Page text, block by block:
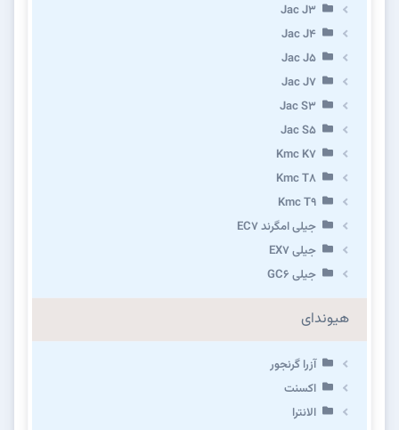
Jac J3
Jac J4
Jac J5
Jac J7
Jac S3
Jac S5
Kmc K7
Kmc T8
Kmc T9
جیلی امگرند EC7
جیلی EX7
جیلی GC6
هیوندای
آزرا گرنجور
اکسنت
الانترا